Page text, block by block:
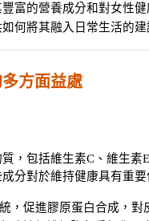
富的營養成分和對女性
何將其融入日常生活的建
方面益處
，包括維生素C、維生
分對於維持健康具有重
，促進膠原蛋白合成，對